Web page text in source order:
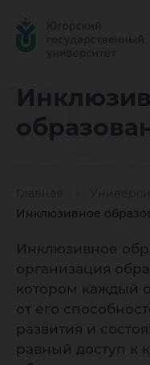
Инклюзивное
Инклюзивное
организация
котором каждый
от его
развития и
равный доступ к